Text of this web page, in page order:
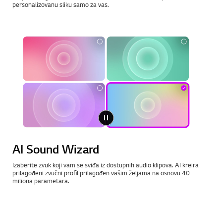
personalizovanu sliku samo za vas.
AI Sound Wizard
Izaberite zvuk koji vam se sviđa iz dostupnih audio klipova. AI kreira
prilagođeni zvučni profil prilagođen vašim željama na osnovu 40
miliona parametara.